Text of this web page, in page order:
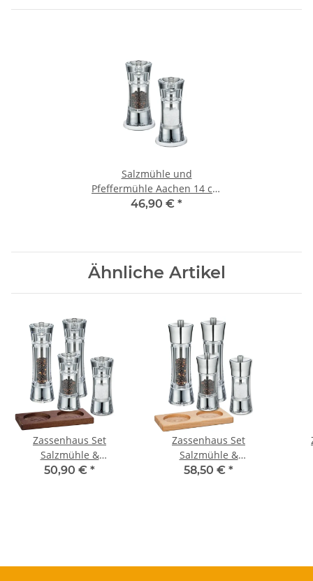
Salzmühle und
Pfeffermühle Aachen 14 cm
Acryl mit Untersetzer
46,90 € *
Ähnliche Artikel
Zassenhaus Set
Salzmühle &
Pfeffermühle Aachen
50,90 € *
Zassenhaus Set
Salzmühle &
Pfeffermühle Aachen
58,50 € *